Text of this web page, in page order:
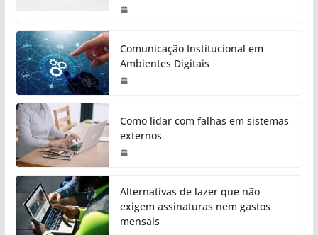
Comunicação Institucional em
Ambientes Digitais
Como lidar com falhas em sistemas
externos
Alternativas de lazer que não
exigem assinaturas nem gastos
mensais